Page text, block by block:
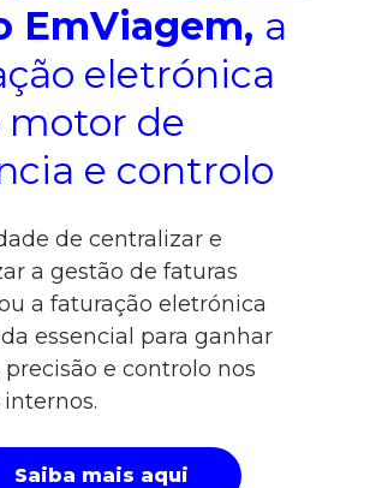
EmViagem, a
eletrónica
motor de
e controlo
de centralizar e
a gestão de faturas
a faturação eletrónica
essencial para ganhar
e controlo nos
Saiba mais aqui